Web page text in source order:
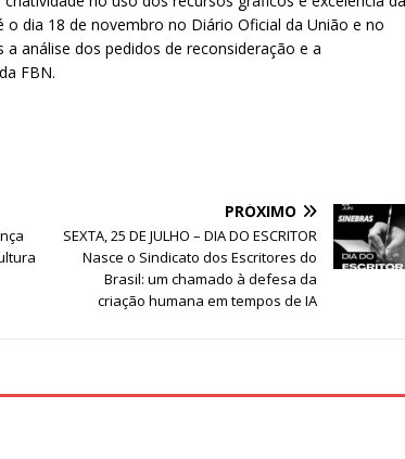
dia 18 de novembro no Diário Oficial da União e no
análise dos pedidos de reconsideração e a
FBN.
PRÓXIMO
SEXTA, 25 DE JULHO – DIA DO ESCRITOR
Nasce o Sindicato dos Escritores do
Brasil: um chamado à defesa da
criação humana em tempos de IA